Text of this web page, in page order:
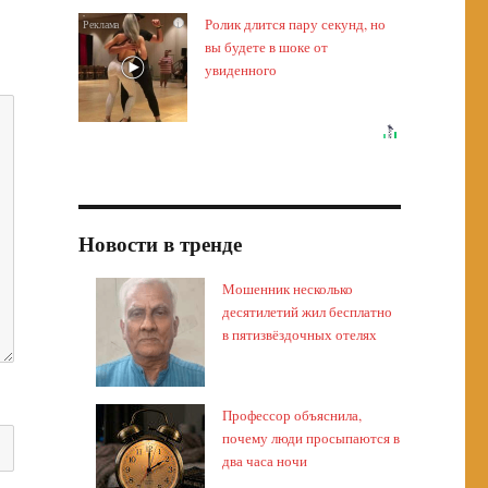
i
Ролик длится пару секунд, но
вы будете в шоке от
увиденного
Новости в тренде
Мошенник несколько
десятилетий жил бесплатно
в пятизвёздочных отелях
Профессор объяснила,
почему люди просыпаются в
два часа ночи